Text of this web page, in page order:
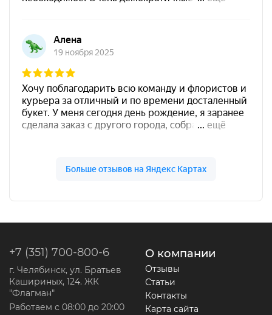
+7 (351) 700-800-6
г. Челябинск, ул. Братьев
Кашириных, 124. ЖК
"Флагман"
Работаем с 08:00 до 20:00
О компании
Отзывы
Статьи
Контакты
Карта сайта